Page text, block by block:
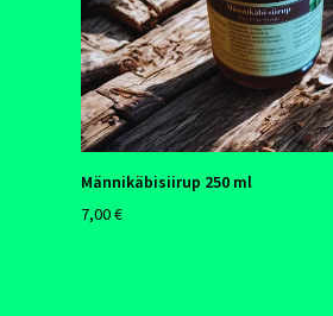
Männikäbisiirup 250 ml
7,00 €